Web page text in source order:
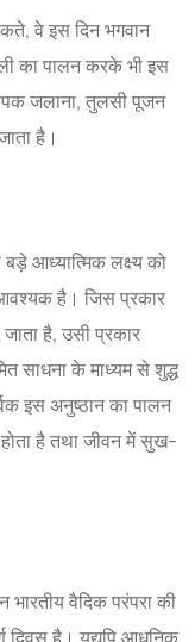
वे इस दिन भगवान
का पालन करके भी इस
जलाना, तुलसी पूजन
है।
बड़े आध्यात्मिक लक्ष्य को
है। जिस प्रकार
है, उसी प्रकार
साधना के माध्यम से शुद्ध
इस अनुष्ठान का पालन
होता है तथा जीवन में सुख-
वैदिक परंपरा की
दिवस है। यद्यपि आधुनिक